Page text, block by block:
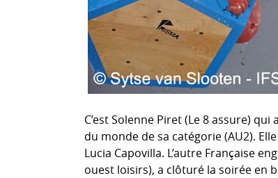
C’est Solenne Piret (Le 8 assure)
du monde de sa catégorie (AU2).
Lucia Capovilla. L’autre Française
ouest loisirs), a clôturé la soirée en